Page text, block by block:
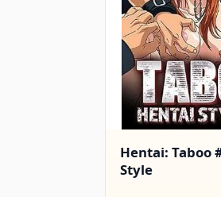
Hentai: Taboo
Style